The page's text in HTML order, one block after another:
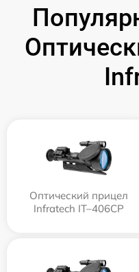
Оптический прицел
Infratech IT–406СP